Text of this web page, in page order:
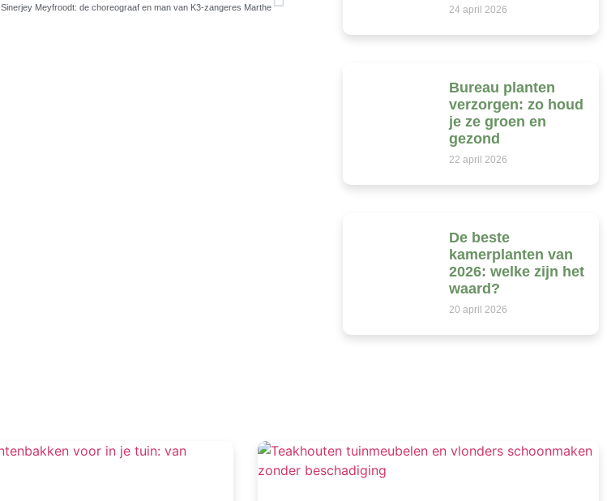
Sinerjey Meyfroodt: de choreograaf en man van K3-zangeres Marthe 24 april 2026
Bureau planten
verzorgen: zo houd
je ze groen en
gezond
22 april 2026
De beste
kamerplanten van
2026: welke zijn het
waard?
20 april 2026